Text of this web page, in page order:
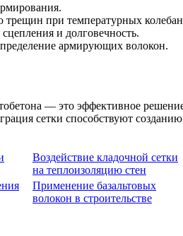
трещин при температурных
и долговечность.
армирующих волокон.
— это эффективное
сетки способствуют
Воздействие кладочной сетки
на теплоизоляцию стен
Применение базальтовых
волокон в строительстве